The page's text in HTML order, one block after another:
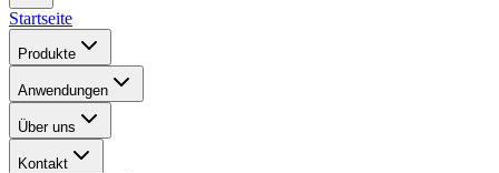
Startseite
Produkte
Anwendungen
Über uns
Kontakt